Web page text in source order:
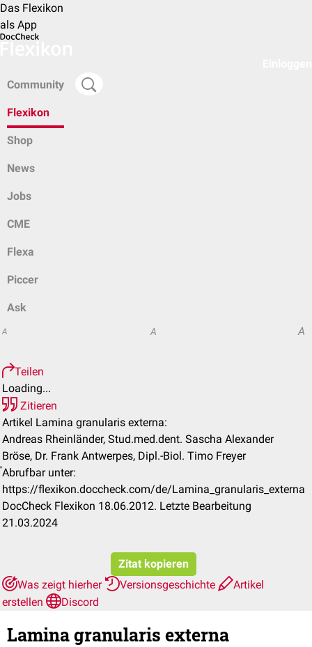
Das Flexikon
als App
Community
Flexikon
Shop
News
Jobs
CME
Flexa
Piccer
Ask
A A A
Teilen
Loading...
Zitieren
Artikel Lamina granularis externa:
Andreas Rheinländer, Stud.med.dent. Sascha Alexander
Bröse, Dr. Frank Antwerpes, Dipl.-Biol. Timo Freyer
Abrufbar unter:
https://flexikon.doccheck.com/de/Lamina_granularis_externa
DocCheck Flexikon 18.06.2012. Letzte Bearbeitung
21.03.2024
Zitat kopieren
Was zeigt hierher
Versionsgeschichte
Artikel
erstellen
Discord
Lamina granularis externa